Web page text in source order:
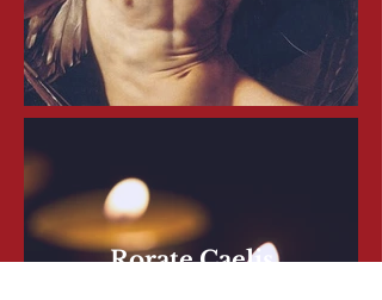
Rorate Caelis